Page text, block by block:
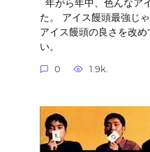
年がら年中、色んなア
た。 アイス饅頭最強じ
アイス饅頭の良さを改
い。
0 1.9k.